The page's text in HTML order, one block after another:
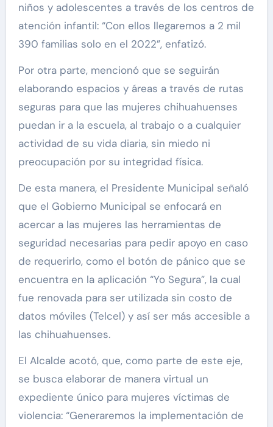
niños y adolescentes a través de los centros de
atención infantil: “Con ellos llegaremos a 2 mil
390 familias solo en el 2022”, enfatizó.
Por otra parte, mencionó que se seguirán
elaborando espacios y áreas a través de rutas
seguras para que las mujeres chihuahuenses
puedan ir a la escuela, al trabajo o a cualquier
actividad de su vida diaria, sin miedo ni
preocupación por su integridad física.
De esta manera, el Presidente Municipal señaló
que el Gobierno Municipal se enfocará en
acercar a las mujeres las herramientas de
seguridad necesarias para pedir apoyo en caso
de requerirlo, como el botón de pánico que se
encuentra en la aplicación “Yo Segura”, la cual
fue renovada para ser utilizada sin costo de
datos móviles (Telcel) y así ser más accesible a
las chihuahuenses.
El Alcalde acotó, que, como parte de este eje,
se busca elaborar de manera virtual un
expediente único para mujeres víctimas de
violencia: “Generaremos la implementación de